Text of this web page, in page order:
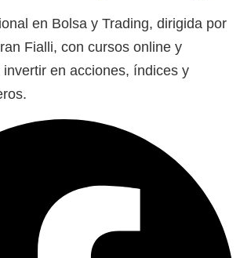
en Bolsa y Trading, dirigida por
Fialli, con cursos online y
en acciones, índices y